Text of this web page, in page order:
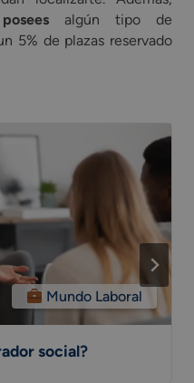
algún tipo de
5% de plazas reservado
Mundo Laboral
social?